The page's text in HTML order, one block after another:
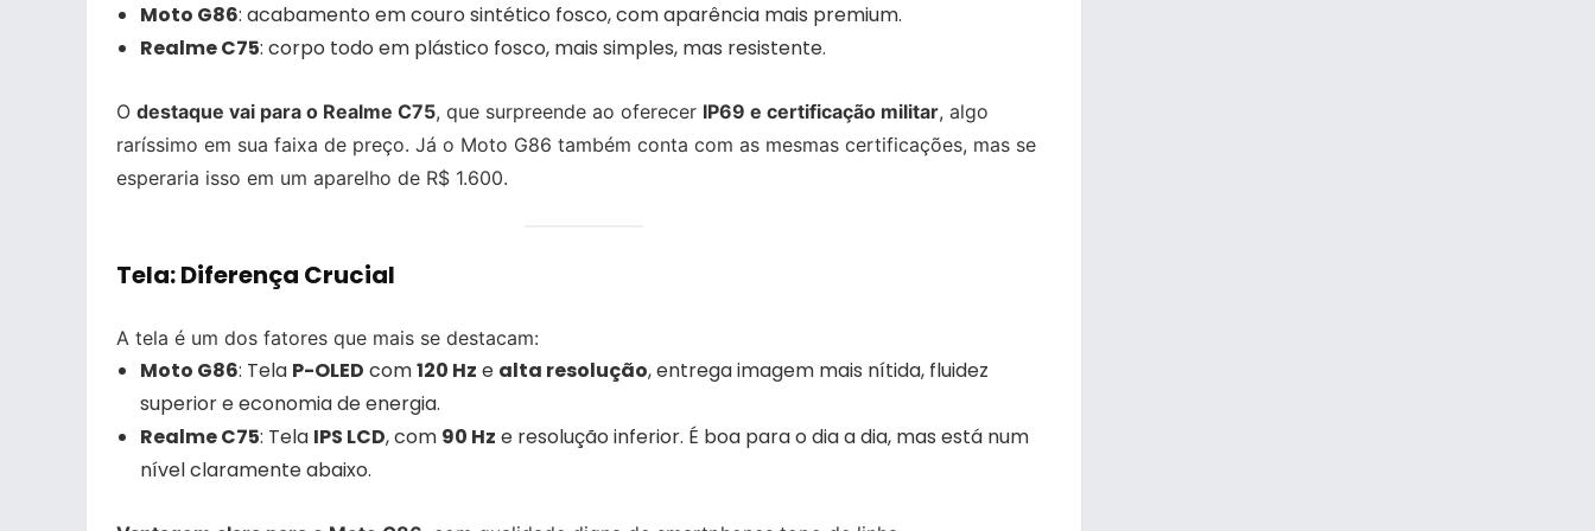
Moto G86: acabamento em couro sintético fosco, com aparência mais premium.
Realme C75: corpo todo em plástico fosco, mais simples, mas resistente.
O destaque vai para o Realme C75, que surpreende ao oferecer IP69 e certificação militar, algo
raríssimo em sua faixa de preço. Já o Moto G86 também conta com as mesmas certificações, mas se
esperaria isso em um aparelho de R$ 1.600.
Tela: Diferença Crucial
A tela é um dos fatores que mais se destacam:
Moto G86: Tela P-OLED com120 Hz e alta resolução, entrega imagem mais nítida, fluidez
superior e economia de energia.
Realme C75: Tela IPS LCD, com 90 Hz e resolução inferior. É boa para o dia a dia, mas está num
nível claramente abaixo.